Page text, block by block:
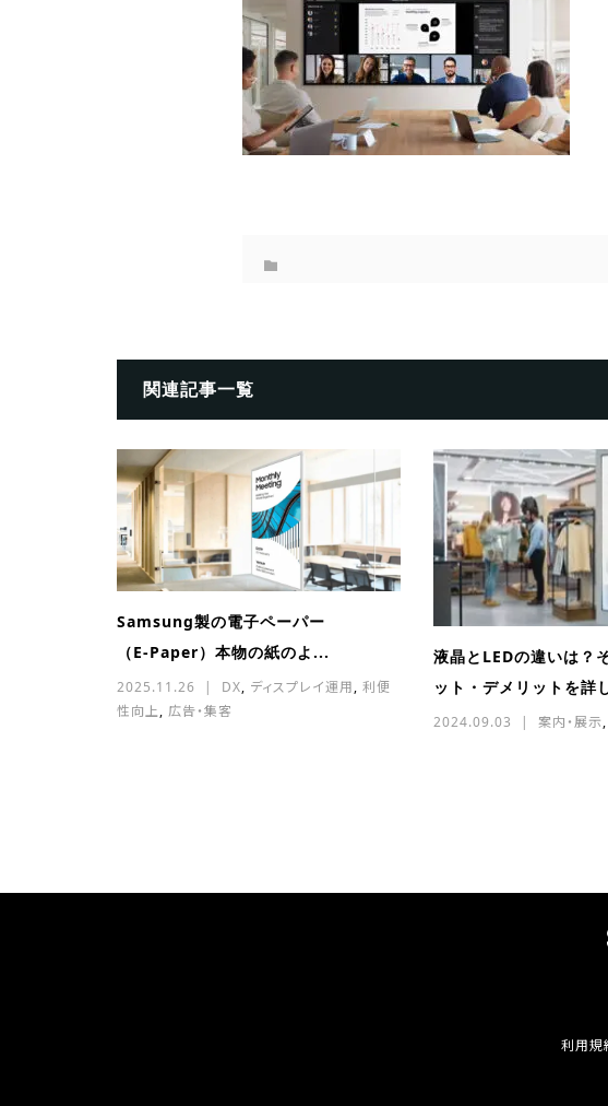
関連記事一覧
Samsung製の電子ペーパー
（E‑Paper）本物の紙のよ...
2025.11.26 DX, ディスプレイ運用, 利便
性向上, 広告・集客
液晶とLEDの違いは？
ット・デメリットを詳
2024.09.03 案内・展示,
利用規